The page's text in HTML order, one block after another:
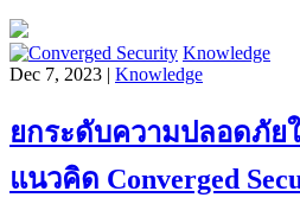
Knowledge
Dec 7, 2023 | Knowledge
ยกระดับความปลอดภัย
แนวคิด Converged